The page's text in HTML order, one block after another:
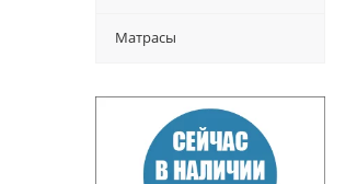
Матрасы